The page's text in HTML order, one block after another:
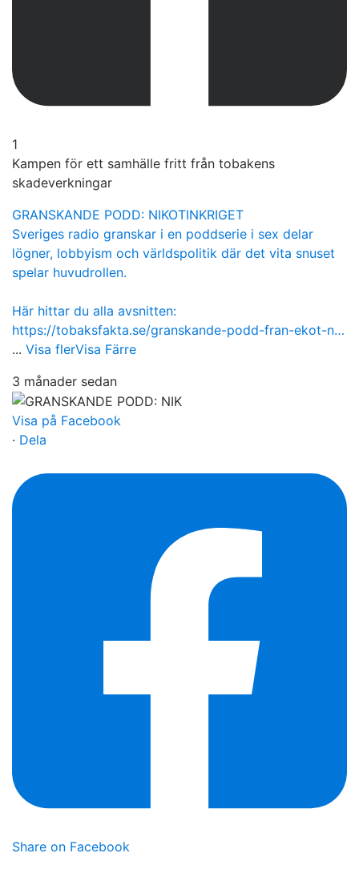
1
Kampen för ett samhälle fritt från tobakens
skadeverkningar
GRANSKANDE PODD: NIKOTINKRIGET
Sveriges radio granskar i en poddserie i sex delar
lögner, lobbyism och världspolitik där det vita snuset
spelar huvudrollen.
Här hittar du alla avsnitten:
https://tobaksfakta.se/granskande-podd-fran-ekot-n…
... Visa flerVisa Färre
3 månader sedan
Visa på Facebook
· Dela
Share on Facebook